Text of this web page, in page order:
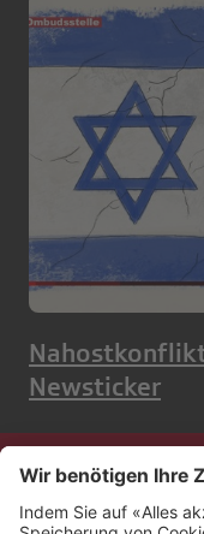
Newsticker
Kontakt